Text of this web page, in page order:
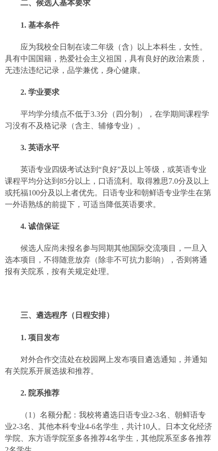
二、候选人基本要求
1. 基本条件
应为我校全日制在读二年级（含）以上本科生，女性。
具有中国国籍，热爱社会主义祖国，具有良好的政治素质，
无违法违纪记录，品学兼优，身心健康。
2. 学业要求
平均学分绩点不低于3.3分（四分制），在学期间课程学
习没有不及格记录（含主、辅修专业）。
3. 英语水平
英语专业四级考试达到“良好”及以上等级，或英语专业
课程平均分达到 85分以上，口语流利。取得雅思7.0分及以上
或托福100分及以上者优先。日语专业和朝鲜语专业学生在第
一外语熟练的前提下，可适当降低英语要求。
4. 诚信保证
候选人应尚未报名参与同期其他国际交流项目，一旦入
选本项目，不得随意放弃（除非不可抗力影响），否则将通
报有关院系，按有关规定处理。
三、遴选程序（日程安排）
1. 项目发布
对外合作交流处在校园网上发布项目遴选通知，并通知
有关院系开展选拔和推荐。
2. 院系推荐
（1 ）名额分配：我校将遴选日语专业2-3名、朝鲜语专
业2-3名、其他本科专业4-6名学生，共计10 人。日本文化经济
学院、东方语学院至多各推荐4名学生，其他院系至多各推荐